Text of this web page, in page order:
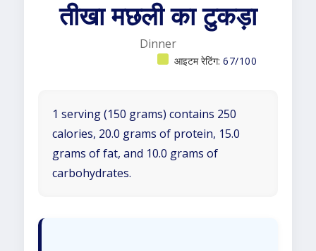
तीखा मछली का टुकड़ा
Dinner
आइटम रेटिंग: 67/100
1 serving (150 grams) contains 250
calories, 20.0 grams of protein, 15.0
grams of fat, and 10.0 grams of
carbohydrates.